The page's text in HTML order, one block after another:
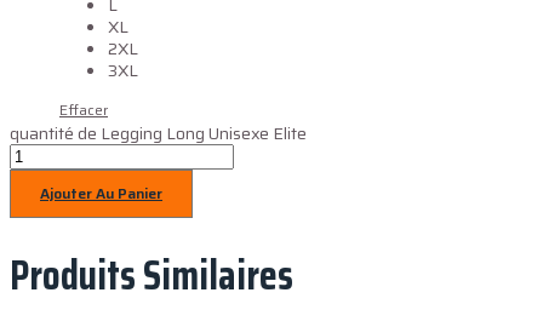
XL
2XL
3XL
Effacer
quantité de Legging Long Unisexe Elite
Ajouter Au Panier
Produits Similaires